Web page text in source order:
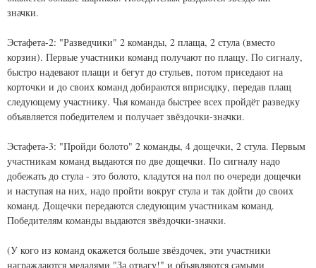
значки.
Эстафета-2: "Разведчики" 2 команды, 2 плаща, 2 стула (вместо
корзин). Первые участники команд получают по плащу. По сигналу,
быстро надевают плащи и бегут до стульев, потом приседают на
корточки и до своих команд добираются вприсядку, передав плащ
следующему участнику. Чья команда быстрее всех пройдёт разведку
объявляется победителем и получает звёздочки-значки.
Эстафета-3: "Пройди болото" 2 команды, 4 дощечки, 2 стула. Первым
участникам команд выдаются по две дощечки. По сигналу надо
добежать до стула - это болото, кладутся на пол по очереди дощечки
и наступая на них, надо пройти вокруг стула и так дойти до своих
команд. Дощечки передаются следующим участникам команд.
Победителям команды выдаются звёздочки-значки.
(У кого из команд окажется больше звёздочек, эти участники
награждаются медалями "За отвагу!" и объявляются самыми